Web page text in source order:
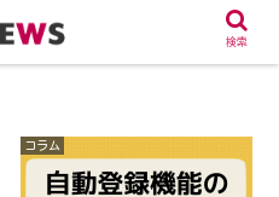
コラム
検索